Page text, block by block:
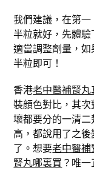
我們建議，在第
半粒就好，先體
適當調整劑量，
半粒即可！
香港老中醫補腎丸
裝顔色對比，其
壞都要分的一清
高，都說用了之
了。想要老中醫
腎丸哪裏買 ？唯